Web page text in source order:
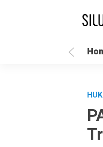
Umumkan Tersangka